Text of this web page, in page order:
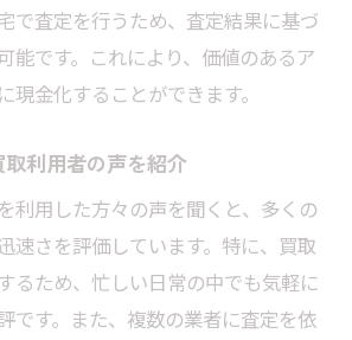
で査定を行うため、査定結果に基づ
能です。これにより、価値のあるア
現金化することができます。
利用者の声を紹介
利用した方々の声を聞くと、多くの
速さを評価しています。特に、買取
るため、忙しい日常の中でも気軽に
です。また、複数の業者に査定を依